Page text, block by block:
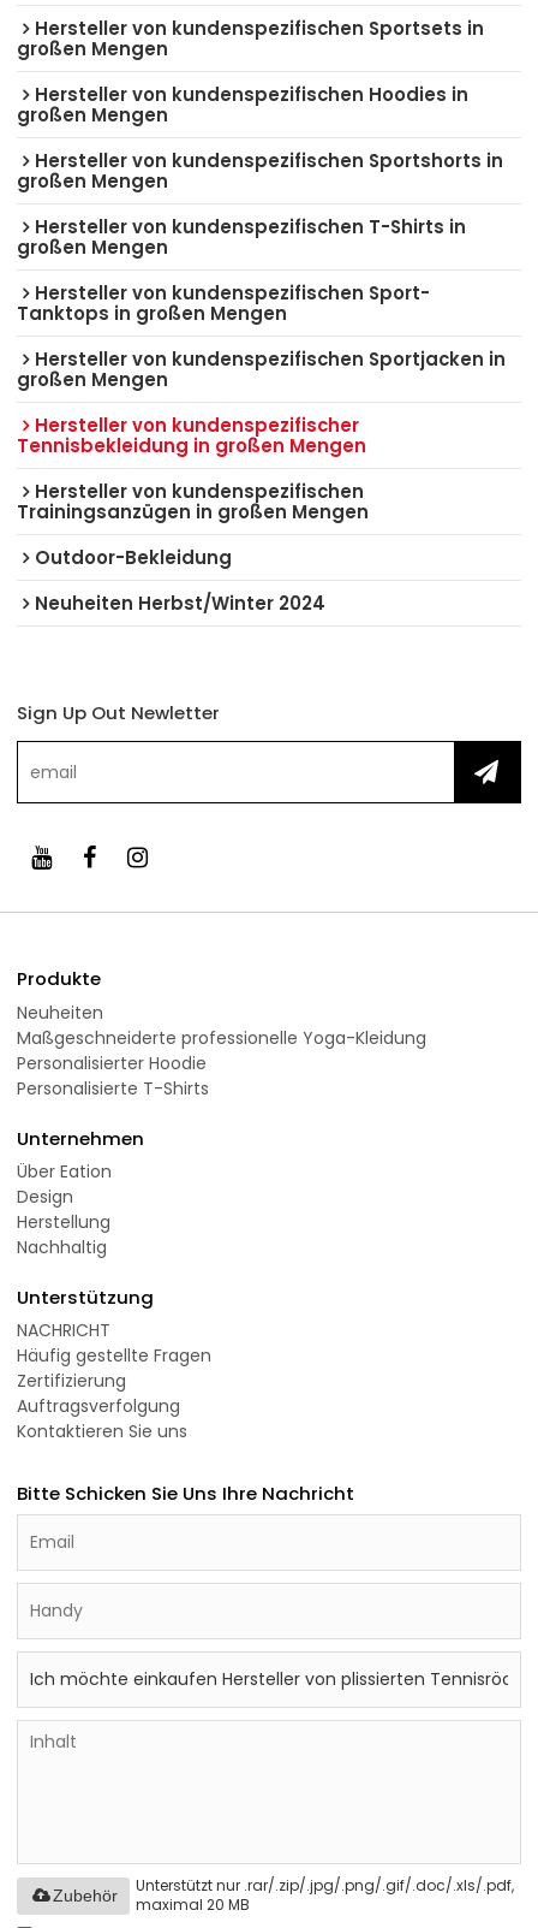
Hersteller von kundenspezifischen Sportsets in
großen Mengen
Hersteller von kundenspezifischen Hoodies in
großen Mengen
Hersteller von kundenspezifischen Sportshorts in
großen Mengen
Hersteller von kundenspezifischen T-Shirts in
großen Mengen
Hersteller von kundenspezifischen Sport-
Tanktops in großen Mengen
Hersteller von kundenspezifischen Sportjacken in
großen Mengen
Hersteller von kundenspezifischer
Tennisbekleidung in großen Mengen
Hersteller von kundenspezifischen
Trainingsanzügen in großen Mengen
Outdoor-Bekleidung
Neuheiten Herbst/Winter 2024
Sign Up Out Newletter
Produkte
Neuheiten
Maßgeschneiderte professionelle Yoga-Kleidung
Personalisierter Hoodie
Personalisierte T-Shirts
Unternehmen
Über Eation
Design
Herstellung
Nachhaltig
Unterstützung
NACHRICHT
Häufig gestellte Fragen
Zertifizierung
Auftragsverfolgung
Kontaktieren Sie uns
Bitte Schicken Sie Uns Ihre Nachricht
Unterstützt nur .rar/.zip/.jpg/.png/.gif/.doc/.xls/.pdf,
maximal 20 MB
Zubehör